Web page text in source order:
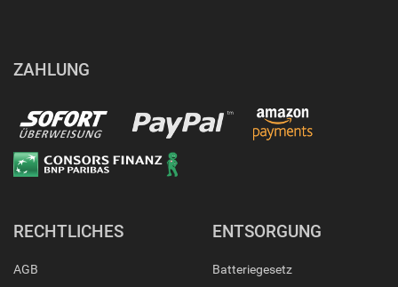
ZAHLUNG
RECHTLICHES
AGB
ENTSORGUNG
Batteriegesetz